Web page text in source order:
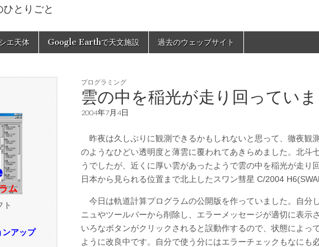
観測隊D70のひとりご
とりごと
エ天体 Google Earthで天文施設 過去のウェッブサイト
プログラミング
雲の中を稲光が走り回っていま
2004年7月4日
昨夜は久しぶりに観測できるかもしれないと思って、徹夜観
のようなひどい透明度と薄雲に覆われてあきらめました。北斗
うでしたが、近くに厚い雲があったようで雲の中を稲光が走り
日本から見られる位置まで北上したスワン彗星 C/2004
今日は軌道計算プログラムの公開版を作っていました。自分
ニュやツールバーから削除し、エラーメッセージが適切に表示
いろなボタンがクリックされると誤動作するので、状態によっ
ように改良中です。自分で使う分にはエラーチェックもなにも
ト
アップ